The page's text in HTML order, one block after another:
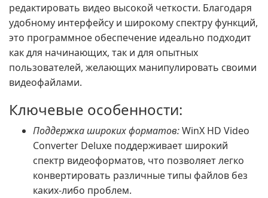
редактировать видео высокой четкости. Благодаря
удобному интерфейсу и широкому спектру функций,
это программное обеспечение идеально подходит
как для начинающих, так и для опытных
пользователей, желающих манипулировать своими
видеофайлами.
Ключевые особенности:
Поддержка широких форматов:WinX HD Video
Converter Deluxe поддерживает широкий
спектр видеоформатов, что позволяет легко
конвертировать различные типы файлов без
каких-либо проблем.